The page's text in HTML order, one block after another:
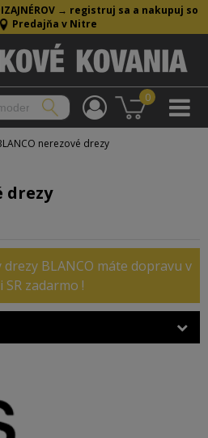
→ registruj sa a nakupuj so
Predajňa v Nitre
0
nerezové drezy
drezy
BLANCO máte dopravu v
SR zadarmo !